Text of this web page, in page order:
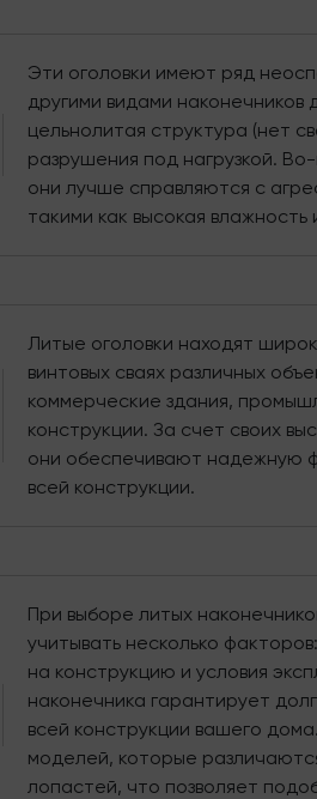
Эти оголовки имеют ряд
другими видами наконечников
цельнолитая структура (нет
разрушения под нагрузкой.
они лучше справляются с
такими как высокая
Литые оголовки находят
винтовых сваях различных
коммерческие здания,
конструкции. За счет своих
они обеспечивают надежную
всей конструкции.
При выборе литых
учитывать несколько
на конструкцию и условия
наконечника гарантирует
всей конструкции вашего
моделей, которые
лопастей, что позволяет